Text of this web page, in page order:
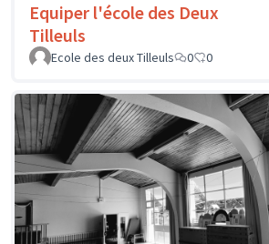
Equiper l'école des Deux
Tilleuls
Ecole des deux Tilleuls
0 0